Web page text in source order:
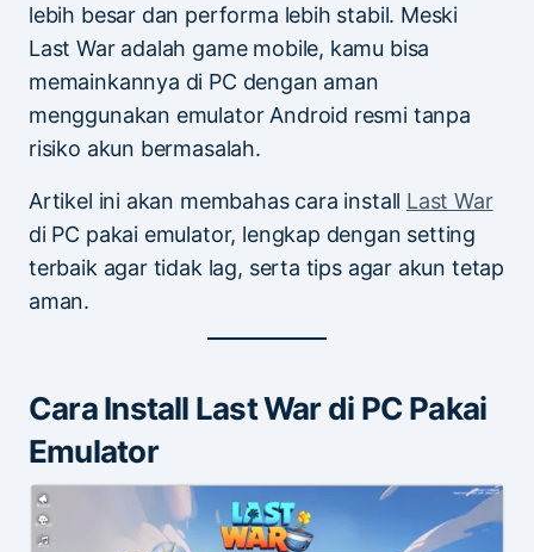
lebih besar dan performa lebih stabil. Meski
Last War adalah game mobile, kamu bisa
memainkannya di PC dengan aman
menggunakan emulator Android resmi tanpa
risiko akun bermasalah.
Artikel ini akan membahas cara install Last War
di PC pakai emulator, lengkap dengan setting
terbaik agar tidak lag, serta tips agar akun tetap
aman.
Cara Install Last War di PC Pakai
Emulator